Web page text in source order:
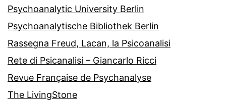
Psychoanalytic University Berlin
Psychoanalytische Bibliothek Berlin
Rassegna Freud, Lacan, la Psicoanalisi
Rete di Psicanalisi – Giancarlo Ricci
Revue Française de Psychanalyse
The LivingStone